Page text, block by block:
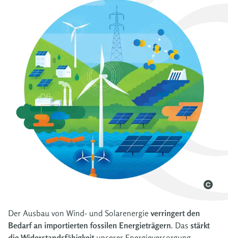
Der Ausbau von Wind- und Solarenergie verringert den
Bedarf an importierten fossilen Energieträgern. Das stärkt